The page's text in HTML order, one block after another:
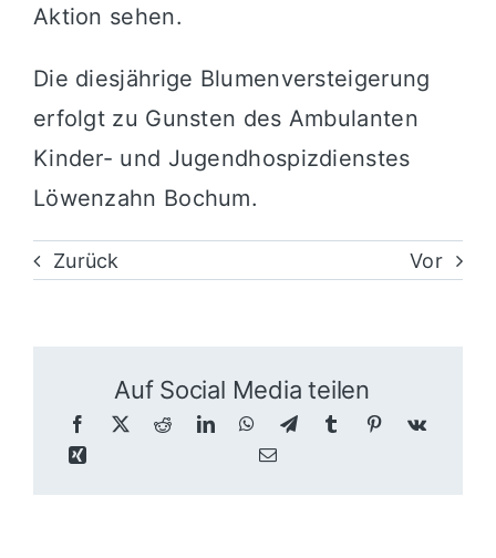
Aktion sehen.
Die diesjährige Blumenversteigerung
erfolgt zu Gunsten des Ambulanten
Kinder- und Jugendhospizdienstes
Löwenzahn Bochum.
Zurück Vor
Auf Social Media teilen